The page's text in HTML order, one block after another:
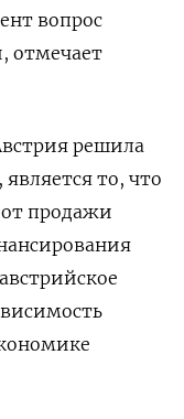
вопрос
отмечает
решила
является то, что
продажи